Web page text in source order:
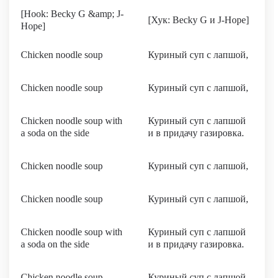
[Hook: Becky G &amp; J-
Hope]
[Хук: Becky G и J-Hope]
Chicken noodle soup Куриный суп с лапшой,
Chicken noodle soup Куриный суп с лапшой,
Chicken noodle soup with
a soda on the side
Куриный суп с лапшой
и в придачу газировка.
Chicken noodle soup Куриный суп с лапшой,
Chicken noodle soup Куриный суп с лапшой,
Chicken noodle soup with
a soda on the side
Куриный суп с лапшой
и в придачу газировка.